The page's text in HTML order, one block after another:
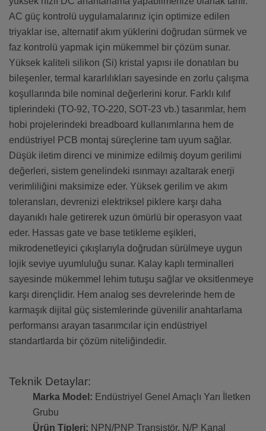
AC güç kontrolü uygulamalarınız için optimize edilen
triyaklar ise, alternatif akım yüklerini doğrudan sürmek ve
faz kontrolü yapmak için mükemmel bir çözüm sunar.
Yüksek kaliteli silikon (Si) kristal yapısı ile donatılan bu
bileşenler, termal kararlılıkları sayesinde en zorlu çalışma
koşullarında bile nominal değerlerini korur. Farklı kılıf
tiplerindeki (TO-92, TO-220, SOT-23 vb.) tasarımlar, hem
hobi projelerindeki breadboard kullanımlarına hem de
endüstriyel PCB montaj süreçlerine tam uyum sağlar.
Düşük iletim direnci ve minimize edilmiş doyum gerilimi
değerleri, sistem genelindeki ısınmayı azaltarak enerji
verimliliğini maksimize eder. Yüksek gerilim ve akım
toleransları, devrenizi elektriksel piklere karşı daha
dayanıklı hale getirerek uzun ömürlü bir operasyon vaat
eder. Hassas gate ve base tetikleme eşikleri,
mikrodenetleyici çıkışlarıyla doğrudan sürülmeye uygun
lojik seviye uyumluluğu sunar. Kalay kaplı terminalleri
sayesinde mükemmel lehim tutuşu sağlar ve oksitlenmeye
karşı dirençlidir. Hem analog ses devrelerinde hem de
karmaşık dijital güç sistemlerinde güvenilir anahtarlama
performansı arayan tasarımcılar için endüstriyel
standartlarda bir çözüm niteliğindedir.
Teknik Detaylar:
Marka Model: Endüstriyel Genel Amaçlı Yarı İletken
Grubu
Ürün Tipleri: NPN/PNP Transistör, N/P Kanal